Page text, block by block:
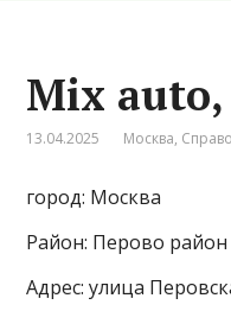
Mix auto,
13.04.2025 Москва,
город: Москва
Район: Перово район
Адрес: улица